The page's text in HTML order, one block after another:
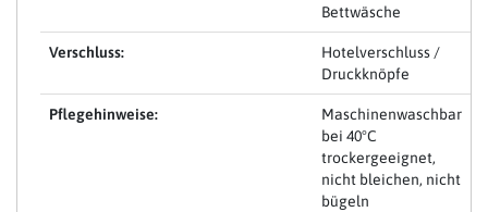
Bettwäsche
Verschluss:
Hotelverschluss /
Druckknöpfe
Pflegehinweise:
Maschinenwaschbar
bei 40°C
trockergeeignet,
nicht bleichen, nicht
bügeln